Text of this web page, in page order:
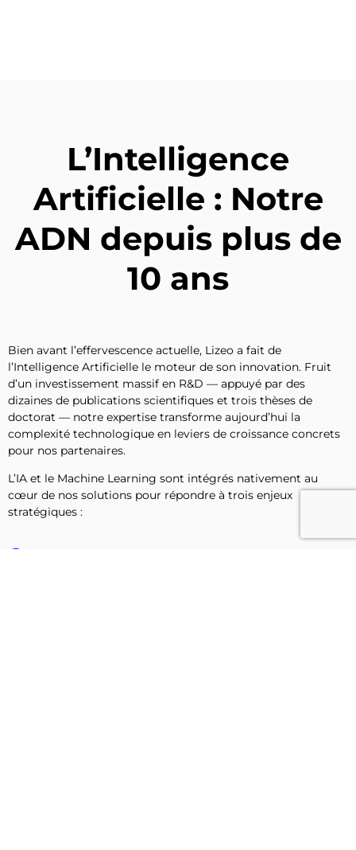
L’Intelligence
Artificielle : Notre
ADN depuis plus de
10 ans
Bien avant l’effervescence actuelle, Lizeo a fait de
l’Intelligence Artificielle le moteur de son innovation. Fruit
d’un investissement massif en R&D — appuyé par des
dizaines de publications scientifiques et trois thèses de
doctorat — notre expertise transforme aujourd’hui la
complexité technologique en leviers de croissance concrets
pour nos partenaires.
L’IA et le Machine Learning sont intégrés nativement au
cœur de nos solutions pour répondre à trois enjeux
stratégiques :